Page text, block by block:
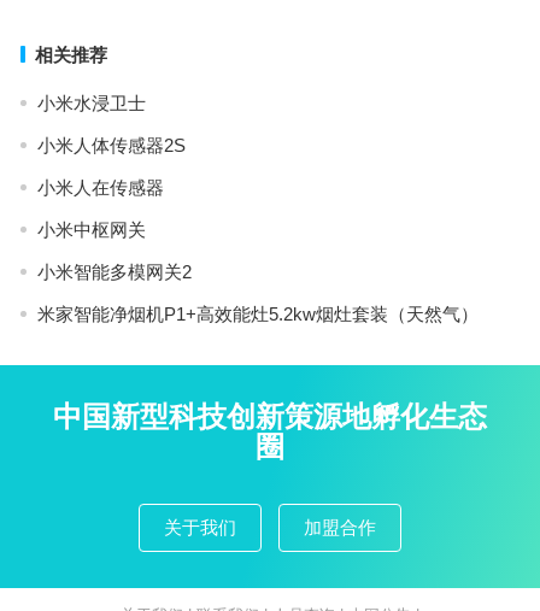
相关推荐
小米水浸卫士
小米人体传感器2S
小米人在传感器
小米中枢网关
小米智能多模网关2
米家智能净烟机P1+高效能灶5.2kw烟灶套装（天然气）
中国新型科技创新策源地孵化生态
圈
关于我们 加盟合作